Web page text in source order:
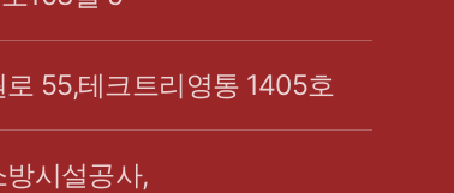
55,테크트리영통 1405호
방시설공사,